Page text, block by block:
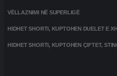
VËLLAZNIMI NË SUPERLIGË
HIDHET SHORTI, KUPTOHEN DUELET E
HIDHET SHORTI, KUPTOHEN ÇIFTET,